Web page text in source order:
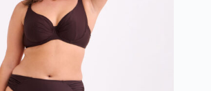
στη
σελίδα
του
προϊόντος